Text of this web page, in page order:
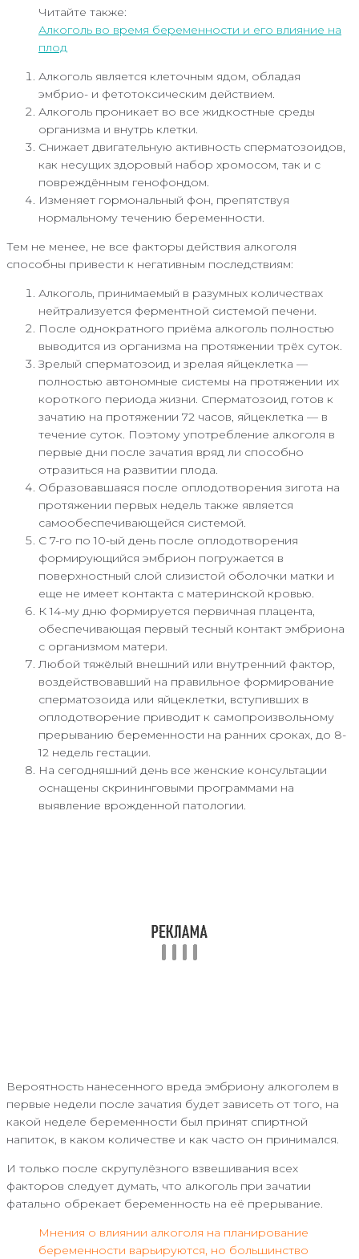
Читайте также:
Алкоголь во время беременности и его влияние на
плод
Алкоголь является клеточным ядом, обладая
эмбрио- и фетотоксическим действием.
Алкоголь проникает во все жидкостные среды
организма и внутрь клетки.
Снижает двигательную активность сперматозоидов,
как несущих здоровый набор хромосом, так и с
повреждённым генофондом.
Изменяет гормональный фон, препятствуя
нормальному течению беременности.
Тем не менее, не все факторы действия алкоголя
способны привести к негативным последствиям:
Алкоголь, принимаемый в разумных количествах
нейтрализуется ферментной системой печени.
После однократного приёма алкоголь полностью
выводится из организма на протяжении трёх суток.
Зрелый сперматозоид и зрелая яйцеклетка —
полностью автономные системы на протяжении их
короткого периода жизни. Сперматозоид готов к
зачатию на протяжении 72 часов, яйцеклетка — в
течение суток. Поэтому употребление алкоголя в
первые дни после зачатия вряд ли способно
отразиться на развитии плода.
Образовавшаяся после оплодотворения зигота на
протяжении первых недель также является
самообеспечивающейся системой.
С 7-го по 10-ый день после оплодотворения
формирующийся эмбрион погружается в
поверхностный слой слизистой оболочки матки и
еще не имеет контакта с материнской кровью.
К 14-му дню формируется первичная плацента,
обеспечивающая первый тесный контакт эмбриона
с организмом матери.
Любой тяжёлый внешний или внутренний фактор,
воздействовавший на правильное формирование
сперматозоида или яйцеклетки, вступивших в
оплодотворение приводит к самопроизвольному
прерыванию беременности на ранних сроках, до 8-
12 недель гестации.
На сегодняшний день все женские консультации
оснащены скрининговыми программами на
выявление врожденной патологии.
Вероятность нанесенного вреда эмбриону алкоголем в
первые недели после зачатия будет зависеть от того, на
какой неделе беременности был принят спиртной
напиток, в каком количестве и как часто он принимался.
И только после скрупулёзного взвешивания всех
факторов следует думать, что алкоголь при зачатии
фатально обрекает беременность на её прерывание.
Мнения о влиянии алкоголя на планирование
беременности варьируются, но большинство